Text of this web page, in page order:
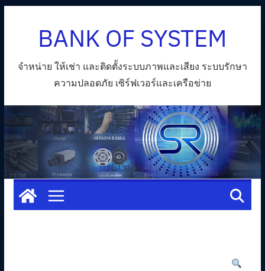
BANK OF SYSTEM
จำหน่าย ให้เช่า และติดตั้งระบบภาพและเสียง ระบบรักษา
ความปลอดภัย เซิร์ฟเวอร์และเครือข่าย